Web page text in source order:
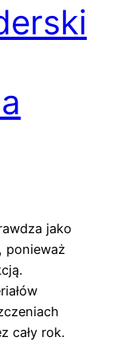
jako
ponieważ
cały rok.